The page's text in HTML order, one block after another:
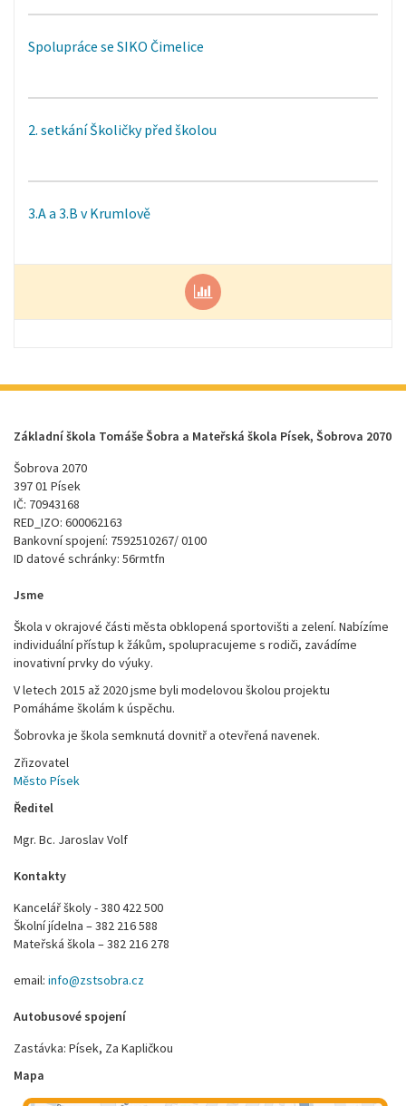
Spolupráce se SIKO Čimelice
2. setkání Školičky před školou
3.A a 3.B v Krumlově
Základní škola Tomáše Šobra a Mateřská škola Písek, Šobrova 2070
Šobrova 2070
397 01 Písek
IČ: 70943168
RED_IZO: 600062163
Bankovní spojení: 7592510267/ 0100
ID datové schránky: 56rmtfn
Jsme
Škola v okrajové části města obklopená sportovišti a zelení. Nabízíme
individuální přístup k žákům, spolupracujeme s rodiči, zavádíme
inovativní prvky do výuky.
V letech 2015 až 2020 jsme byli modelovou školou projektu
Pomáháme školám k úspěchu.
Šobrovka je škola semknutá dovnitř a otevřená navenek.
Zřizovatel
Město Písek
Ředitel
Mgr. Bc. Jaroslav Volf
Kontakty
Kancelář školy - 380 422 500
Školní jídelna – 382 216 588
Mateřská škola – 382 216 278
email: info@zstsobra.cz
Autobusové spojení
Zastávka: Písek, Za Kapličkou
Mapa